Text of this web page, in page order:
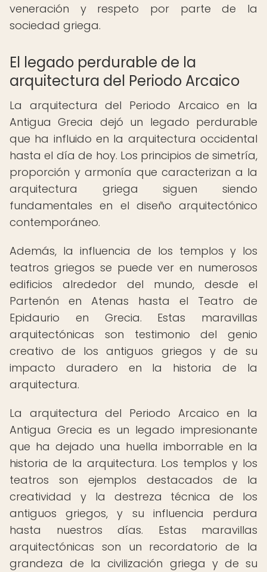
veneración y respeto por parte de la
sociedad griega.
El legado perdurable de la
arquitectura del Periodo Arcaico
La arquitectura del Periodo Arcaico en la
Antigua Grecia dejó un legado perdurable
que ha influido en la arquitectura occidental
hasta el día de hoy. Los principios de simetría,
proporción y armonía que caracterizan a la
arquitectura griega siguen siendo
fundamentales en el diseño arquitectónico
contemporáneo.
Además, la influencia de los templos y los
teatros griegos se puede ver en numerosos
edificios alrededor del mundo, desde el
Partenón en Atenas hasta el Teatro de
Epidaurio en Grecia. Estas maravillas
arquitectónicas son testimonio del genio
creativo de los antiguos griegos y de su
impacto duradero en la historia de la
arquitectura.
La arquitectura del Periodo Arcaico en la
Antigua Grecia es un legado impresionante
que ha dejado una huella imborrable en la
historia de la arquitectura. Los templos y los
teatros son ejemplos destacados de la
creatividad y la destreza técnica de los
antiguos griegos, y su influencia perdura
hasta nuestros días. Estas maravillas
arquitectónicas son un recordatorio de la
grandeza de la civilización griega y de su